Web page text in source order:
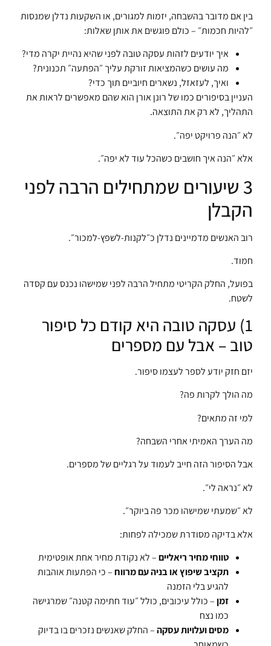
בין אם מדובר בהשבחה, יזמות למגורים, או השקעות נדלן שמנסות
״להיות חכמות״ – כולם פוגשים את אותן שאלות:
איך יודעים לזהות עסקה טובה לפני שהיא נהיית יקרה מדי?
מה עושים כשהמציאות זורקת עליך ״הפתעה״ תכנונית?
ואיך, לעזאזל, נשארים חיוביים תוך כדי?
העניין בסיפורים כמו של רונן אורן הוא שהם מאפשרים לראות את
התהליך, לא רק את התוצאה.
לא ״הנה פרויקט יפה״.
אלא ״הנה איך חושבים כשהכל עוד לא יפה״.
3 שיעורים שמתחילים הרבה לפני
הקבלן
רוב האנשים מדמיינים נדלן כ״לקנות-לשפץ-למכור״.
חמוד.
בפועל, החלק הקריטי מתחיל הרבה לפני שמישהו נכנס עם קסדה
לשטח.
1) עסקה טובה היא קודם כל סיפור
טוב – אבל עם מספרים
יזם חזק יודע לספר לעצמו סיפור.
מה הולך לקרות פה?
למי זה מתאים?
מה הערך האמיתי אחרי השבחה?
אבל הסיפור הזה חייב לעמוד על רגליים של מספרים.
לא ״נראה לי״.
לא ״שמעתי שמישהו מכר פה ביוקר״.
אלא בדיקה מסודרת שמכילה לפחות:
טווחי מחיר ריאליים– לא נקודת מחיר אחת אופטימית
תקציב שיפוץ או בניה עם מרווח– כי הפתעות אוהבות
להגיע בלי הזמנה
זמן– כולל עיכובים, כולל ״עוד חתימה קטנה״ שמרגישה
כמו נצח
מסים ועלויות עסקה– החלק שאנשים נזכרים בו בדיוק